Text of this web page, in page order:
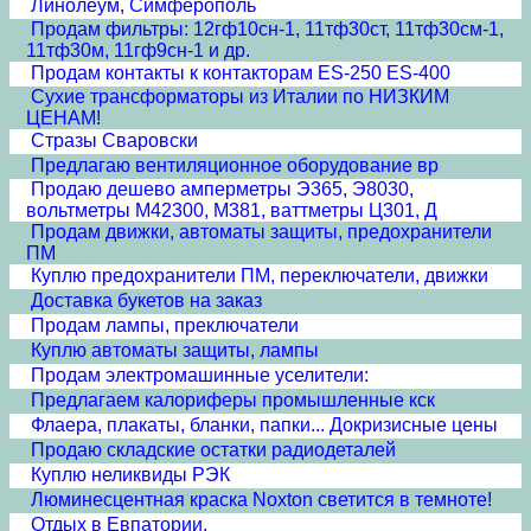
Линолеум, Симферополь
Продам фильтры: 12гф10сн-1, 11тф30ст, 11тф30см-1,
11тф30м, 11гф9сн-1 и др.
Продам контакты к контакторам ES-250 ES-400
Сухие трансформаторы из Италии по НИЗКИМ
ЦЕНАМ!
Стразы Сваровски
Предлагаю вентиляционное оборудование вр
Продаю дешево амперметры Э365, Э8030,
вольтметры М42300, М381, ваттметры Ц301, Д
Продам движки, автоматы защиты, предохранители
ПМ
Куплю предохранители ПМ, переключатели, движки
Доставка букетов на заказ
Продам лампы, преключатели
Куплю автоматы защиты, лампы
Продам электромашинные уселители:
Предлагаем калориферы промышленные кск
Флаера, плакаты, бланки, папки... Докризисные цены
Продаю складские остатки радиодеталей
Куплю неликвиды РЭК
Люминесцентная краска Noxton светится в темноте!
Отдых в Евпатории.